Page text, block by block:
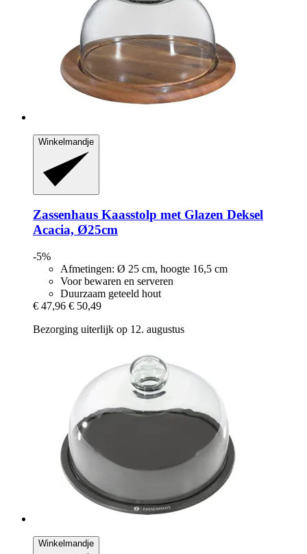
Winkelmandje
Zassenhaus Kaasstolp met Glazen Deksel
Acacia, Ø25cm
-5%
Afmetingen: Ø 25 cm, hoogte 16,5 cm
Voor bewaren en serveren
Duurzaam geteeld hout
€ 47,96 € 50,49
Bezorging uiterlijk op 12. augustus
Winkelmandje